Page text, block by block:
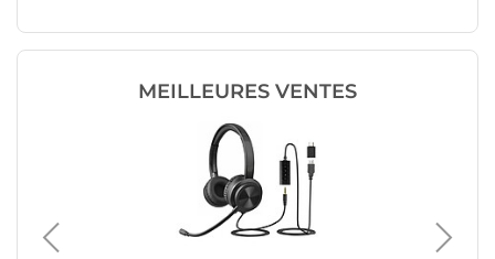
MEILLEURES VENTES